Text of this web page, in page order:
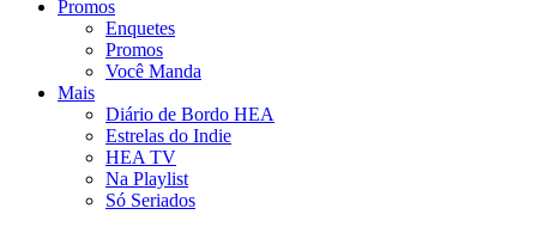
Promos
Enquetes
Promos
Você Manda
Mais
Diário de Bordo HEA
Estrelas do Indie
HEA TV
Na Playlist
Só Seriados